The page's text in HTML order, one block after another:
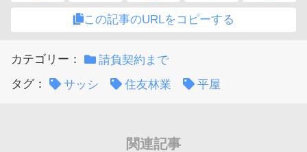
この記事のURLをコピーする
カテゴリー：
請負契約まで
タグ：
サッシ 住友林業 平屋
関連記事